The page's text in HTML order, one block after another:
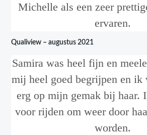
Michelle als een zeer
ervaren.
Qualiview – augustus 2021
Samira was heel fijn en
mij heel goed begrijpen en ik
erg op mijn gemak bij haar.
voor rijden om weer door
worden.